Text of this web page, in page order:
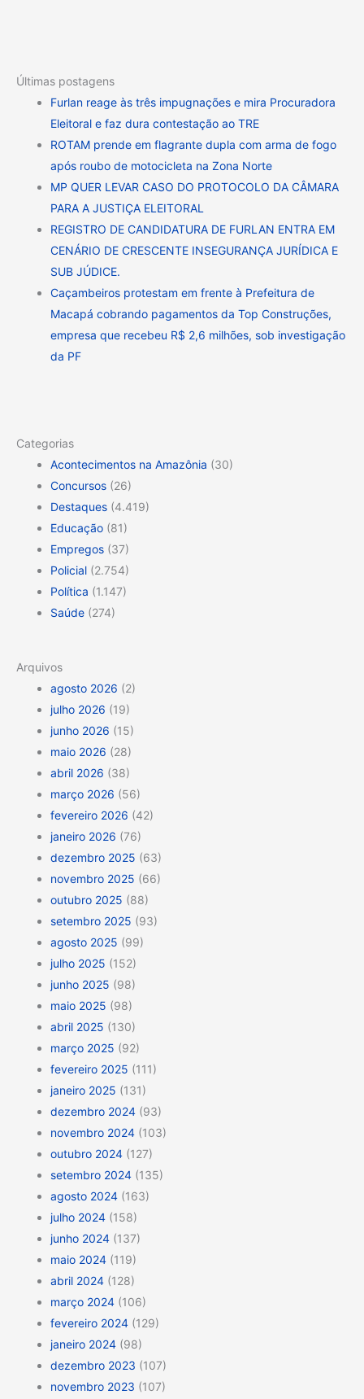
Últimas postagens
Furlan reage às três impugnações e mira Procuradora
Eleitoral e faz dura contestação ao TRE
ROTAM prende em flagrante dupla com arma de fogo
após roubo de motocicleta na Zona Norte
MP QUER LEVAR CASO DO PROTOCOLO DA CÂMARA
PARA A JUSTIÇA ELEITORAL
REGISTRO DE CANDIDATURA DE FURLAN ENTRA EM
CENÁRIO DE CRESCENTE INSEGURANÇA JURÍDICA E
SUB JÚDICE.
Caçambeiros protestam em frente à Prefeitura de
Macapá cobrando pagamentos da Top Construções,
empresa que recebeu R$ 2,6 milhões, sob investigação
da PF
Categorias
Acontecimentos na Amazônia (30)
Concursos (26)
Destaques (4.419)
Educação (81)
Empregos (37)
Policial (2.754)
Política (1.147)
Saúde (274)
Arquivos
agosto 2026 (2)
julho 2026 (19)
junho 2026 (15)
maio 2026 (28)
abril 2026 (38)
março 2026 (56)
fevereiro 2026 (42)
janeiro 2026 (76)
dezembro 2025 (63)
novembro 2025 (66)
outubro 2025 (88)
setembro 2025 (93)
agosto 2025 (99)
julho 2025 (152)
junho 2025 (98)
maio 2025 (98)
abril 2025 (130)
março 2025 (92)
fevereiro 2025 (111)
janeiro 2025 (131)
dezembro 2024 (93)
novembro 2024 (103)
outubro 2024 (127)
setembro 2024 (135)
agosto 2024 (163)
julho 2024 (158)
junho 2024 (137)
maio 2024 (119)
abril 2024 (128)
março 2024 (106)
fevereiro 2024 (129)
janeiro 2024 (98)
dezembro 2023 (107)
novembro 2023 (107)